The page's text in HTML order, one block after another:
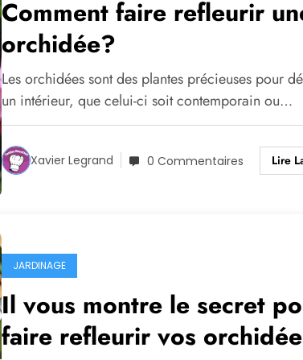
Comment faire refleurir
orchidée?
Les orchidées sont des plantes précieuses pour
un intérieur, que celui-ci soit contemporain ou…
Xavier Legrand 0 Commentaires Lire
JARDINAGE
Il vous montre le secret
faire refleurir vos